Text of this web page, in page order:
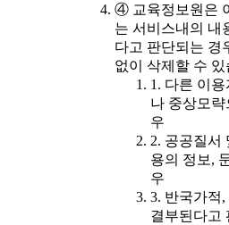
④ 교육정보원은
는 서비스내의 내
다고 판단되는 경
없이 삭제할 수 있
1. 다른 이
나 중상모
우
2. 공공질서
용의 정보,
우
3. 반국가적
결부된다고